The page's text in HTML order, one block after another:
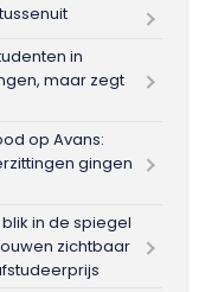
in
maar zegt
op Avans:
gingen
in de spiegel
zichtbaar